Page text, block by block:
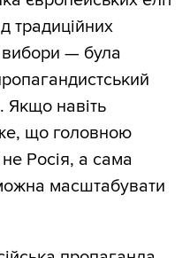
традиційних
вибори — була
Якщо навіть
що головною
Росія, а сама
масштабувати